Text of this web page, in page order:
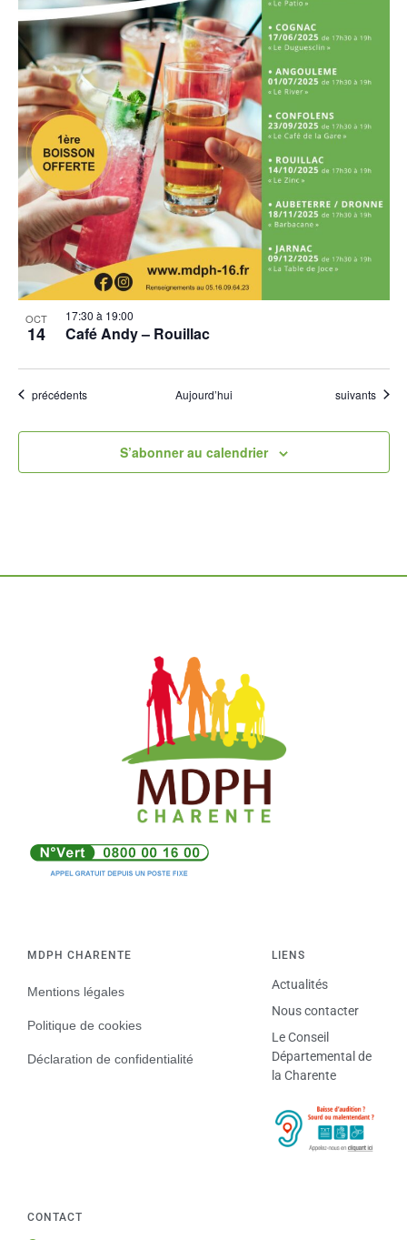
OCT
14 Café Andy – Rouillac
17:30 à 19:00
Évènements
précédents Aujourd’hui Évènements
suivants
S’abonner au calendrier
MDPH CHARENTE
Mentions légales
Politique de cookies
Déclaration de confidentialité
LIENS
Actualités
Nous contacter
Le Conseil
Départemental de
la Charente
CONTACT